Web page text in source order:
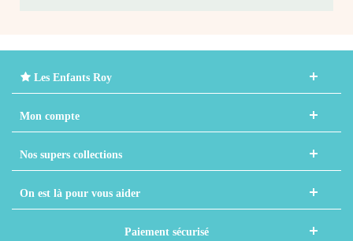
Les Enfants Roy
Mon compte
Nos supers collections
On est là pour vous aider
Paiement sécurisé